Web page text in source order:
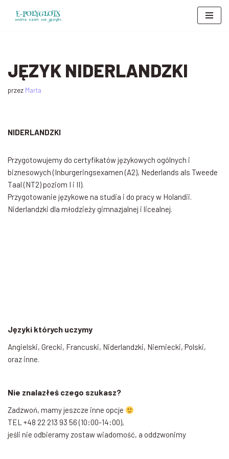
JĘZYK NIDERLANDZKI
przez Marta
NIDERLANDZKI
Przygotowujemy do certyfikatów językowych ogólnych i
biznesowych (Inburgeringsexamen (A2), Nederlands als Tweede
Taal (NT2) poziom I i II).
Przygotowanie językowe na studia i do pracy w Holandii.
Niderlandzki dla młodzieży gimnazjalnej i licealnej.
Języki których uczymy
Angielski, Grecki, Francuski, Niderlandzki, Niemiecki, Polski,
oraz inne.
Nie znalazłeś czego szukasz?
Zadzwoń, mamy jeszcze inne opcje
TEL +48 22 213 93 56 (10:00-14:00),
jeśli nie odbieramy zostaw wiadomość, a oddzwonimy